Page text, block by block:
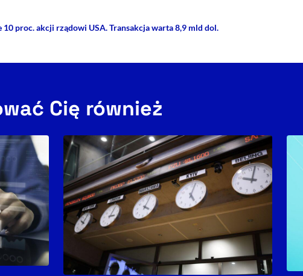
10 proc. akcji rządowi USA. Transakcja warta 8,9 mld dol.
Cię również